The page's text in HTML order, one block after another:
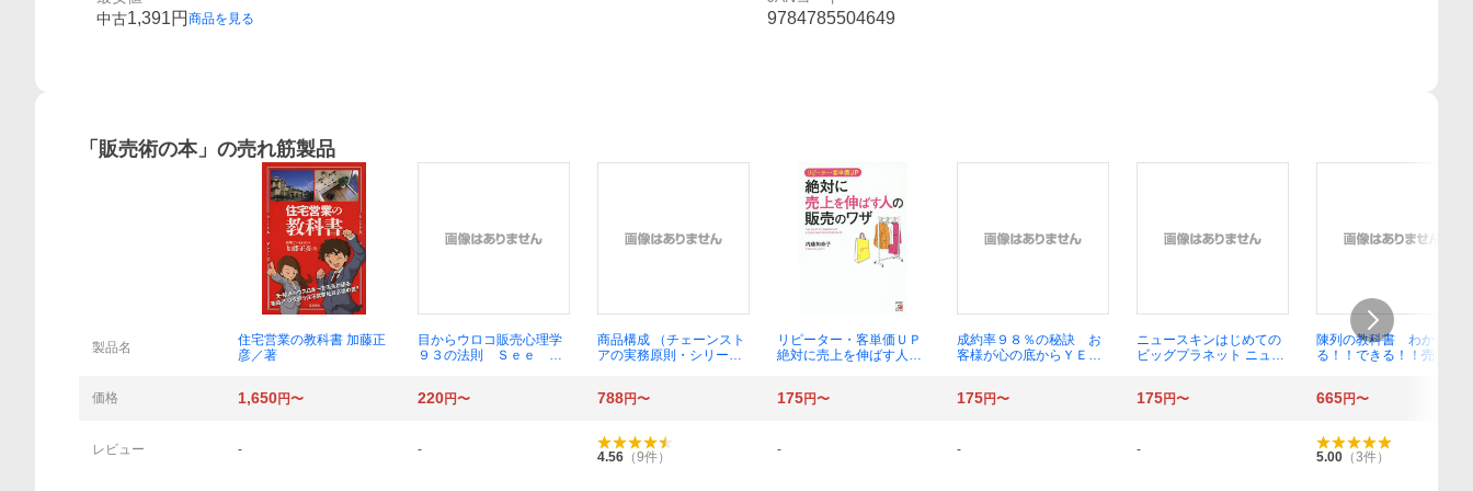
中古1,391円 商品を見る 9784785504649
「 販売術の本」の売れ筋製品
製品名
住宅営業の教科書 加藤正
彦／著
目からウロコ販売心理学
９３の法則 Ｓｅｅ ｍ
ｙ ｍｅ 松村清／著
商品構成 （チェーンスト
アの実務原則・シリー
リピーター・客単価ＵＰ
絶対に売上を伸ばす人の
内藤加奈子／著
成約率９８％の秘訣 お
客様が心の底からＹＥＳ
ニュースキンはじめての
ビッグプラネット ニュー
陳列の教科書 わか
る！！できる！！売れ
つし／著
価格 1,650円〜 220円〜 788円〜 175円〜 175円〜 175円〜 665円〜
レビュー - - 4.56 （9件） - - - 5.00 （3件）